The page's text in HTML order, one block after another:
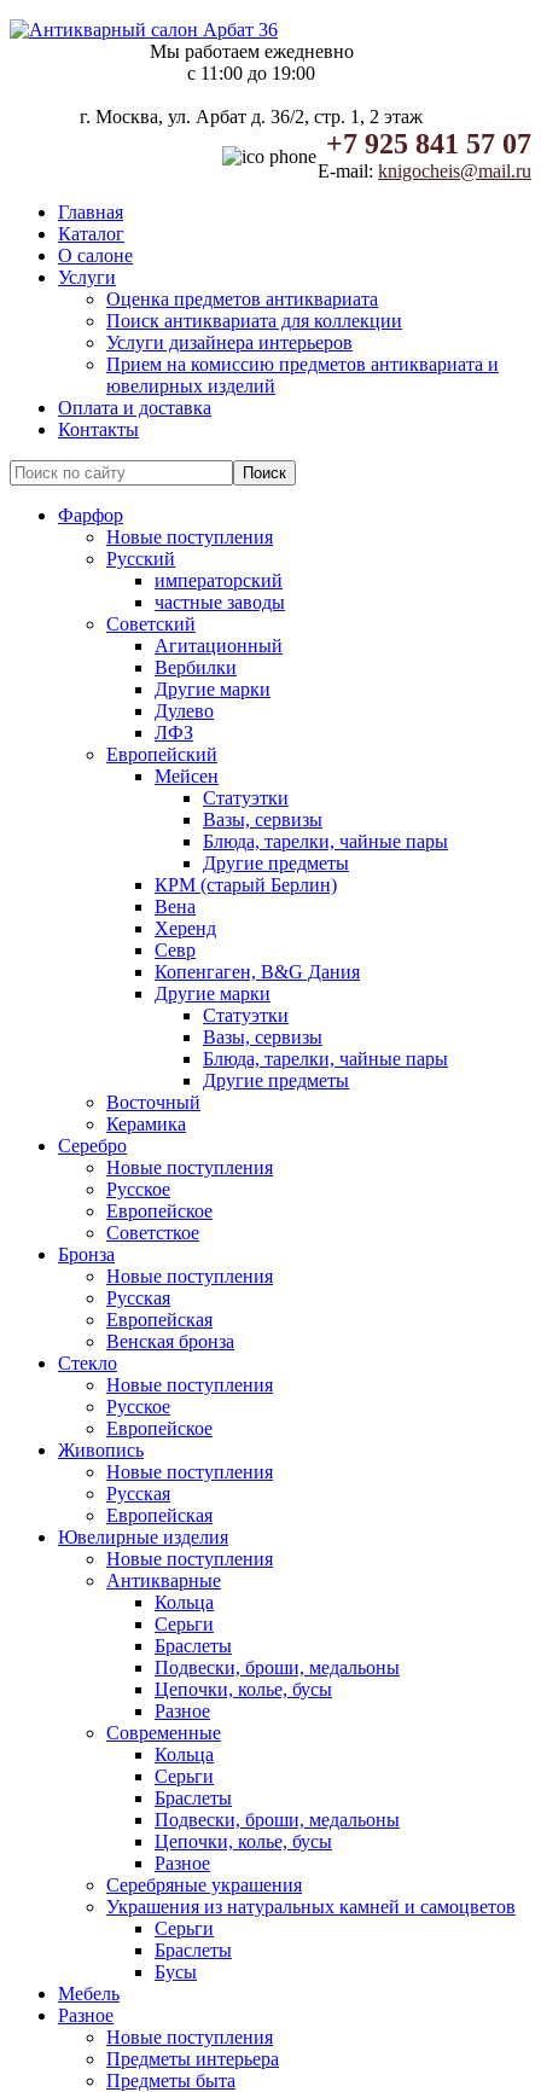
Мы работаем ежедневно
c 11:00 до 19:00
г. Москва, ул. Арбат д. 36/2, стр. 1, 2 этаж
+7 925 841 57 07
E-mail: knigocheis@mail.ru
Главная
Каталог
О салоне
Услуги
Оценка предметов антиквариата
Поиск антиквариата для коллекции
Услуги дизайнера интерьеров
Прием на комиссию предметов антиквариата и
ювелирных изделий
Оплата и доставка
Контакты
Фарфор
Новые поступления
Русский
императорский
частные заводы
Советский
Агитационный
Вербилки
Другие марки
Дулево
ЛФЗ
Европейский
Мейсен
Статуэтки
Вазы, сервизы
Блюда, тарелки, чайные пары
Другие предметы
КРМ (старый Берлин)
Вена
Херенд
Севр
Копенгаген, B&G Дания
Другие марки
Статуэтки
Вазы, сервизы
Блюда, тарелки, чайные пары
Другие предметы
Восточный
Керамика
Серебро
Новые поступления
Русское
Европейское
Советсткое
Бронза
Новые поступления
Русская
Европейская
Венская бронза
Стекло
Новые поступления
Русское
Европейское
Живопись
Новые поступления
Русская
Европейская
Ювелирные изделия
Новые поступления
Антикварные
Кольца
Серьги
Браслеты
Подвески, броши, медальоны
Цепочки, колье, бусы
Разное
Современные
Кольца
Серьги
Браслеты
Подвески, броши, медальоны
Цепочки, колье, бусы
Разное
Серебряные украшения
Украшения из натуральных камней и самоцветов
Серьги
Браслеты
Бусы
Мебель
Разное
Новые поступления
Предметы интерьера
Предметы быта